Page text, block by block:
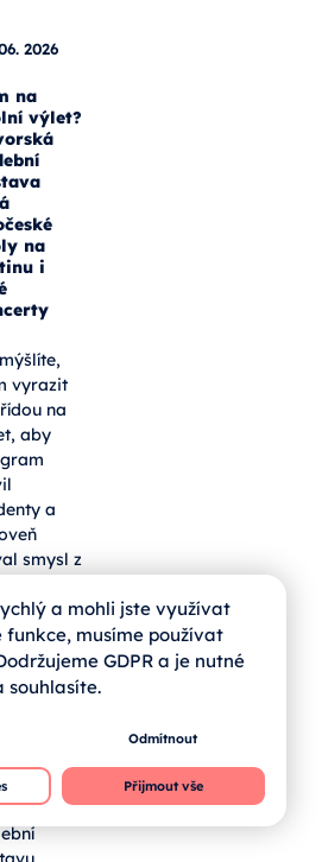
2026
na
výlet?
na
i
vyrazit
na
aby
a
smysl z
a mohli jste využívat
funkce, musíme používat
GDPR a je nutné
souhlasíte.
Odmítnout
Přijmout vše